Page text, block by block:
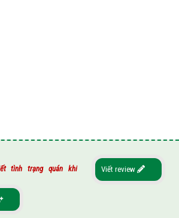
tình trạng quán khi Viết review